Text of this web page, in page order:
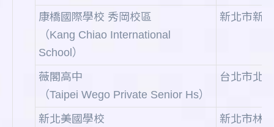
康橋國際學校 秀岡校區
（Kang Chiao International
School）
新北市新
薇閣高中
（Taipei Wego Private Senior Hs）
台北市北
新北美國學校
新北市林